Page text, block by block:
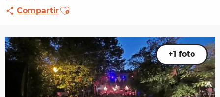
CompartirAjouter aux favoris
+1 foto